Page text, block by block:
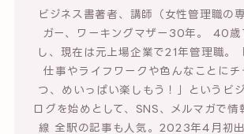
ビジネス書著者、講師（女性管理職の
ガー、ワーキングマザー30年。 40歳
し、現在は元上場企業で21年管理職。
仕事やライフワークや色んなことにチ
つ、めいっぱい楽しもう！」というビ
ログを始めとして、SNS、メルマガで情
線 全駅の記事も人気。2023年4月初